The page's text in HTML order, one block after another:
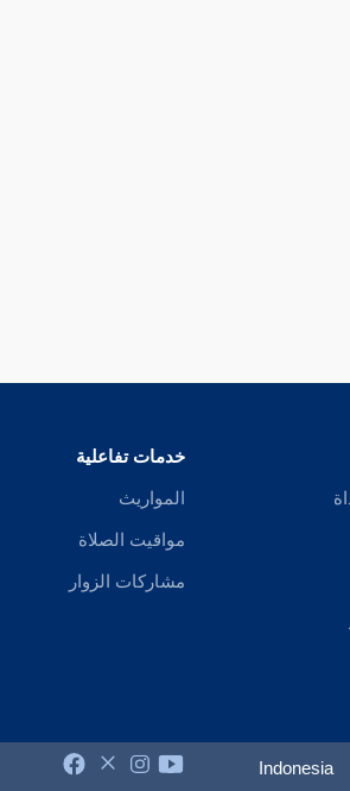
خدمات تفاعلية
المواريث
مواقيت الصلاة
مشاركات الزوار
Indonesia